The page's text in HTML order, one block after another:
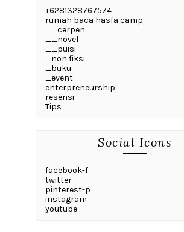
+6281328767574
rumah baca hasfa camp
__cerpen
__novel
__puisi
_non fiksi
_buku
_event
enterpreneurship
resensi
Tips
Social Icons
facebook-f
twitter
pinterest-p
instagram
youtube